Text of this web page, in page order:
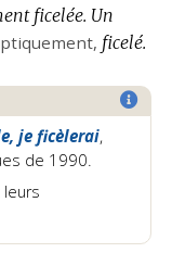
ficelée. Un
, ficelé.
je ficèlerai,
de 1990.
leurs